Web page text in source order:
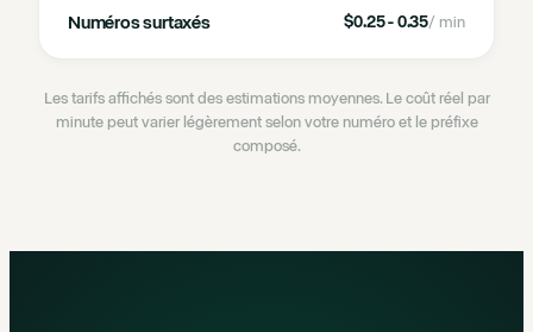
Numéros surtaxés $0.25 - 0.35/ min
Les tarifs affichés sont des estimations moyennes. Le coût réel par
minute peut varier légèrement selon votre numéro et le préfixe
composé.